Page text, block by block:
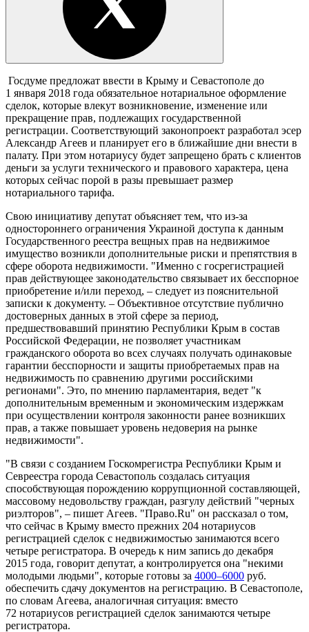
Госдуме предложат ввести в Крыму и Севастополе до
1 января 2018 года обязательное нотариальное оформление
сделок, которые влекут возникновение, изменение или
прекращение прав, подлежащих государственной
регистрации. Соответствующий законопроект разработал эсер
Александр Агеев и планирует его в ближайшие дни внести в
палату. При этом нотариусу будет запрещено брать с клиентов
деньги за услуги технического и правового характера, цена
которых сейчас порой в разы превышает размер
нотариального тарифа.
Свою инициативу депутат объясняет тем, что из-за
одностороннего ограничения Украиной доступа к данным
Государственного реестра вещных прав на недвижимое
имущество возникли дополнительные риски и препятствия в
сфере оборота недвижимости. "Именно с госрегистрацией
прав действующее законодательство связывает их бесспорное
приобретение и/или переход, – следует из пояснительной
записки к документу. – Объективное отсутствие публично
достоверных данных в этой сфере за период,
предшествовавший принятию Республики Крым в состав
Российской Федерации, не позволяет участникам
гражданского оборота во всех случаях получать одинаковые
гарантии бесспорности и защиты приобретаемых прав на
недвижимость по сравнению другими российскими
регионами". Это, по мнению парламентария, ведет "к
дополнительным временным и экономическим издержкам
при осуществлении контроля законности ранее возникших
прав, а также повышает уровень недоверия на рынке
недвижимости".
"В связи с созданием Госкомрегистра Республики Крым и
Севреестра города Севастополь создалась ситуация
способствующая порождению коррупционной составляющей,
массовому недовольству граждан, разгулу действий "черных
риэлторов", – пишет Агеев. "Право.Ru" он рассказал о том,
что сейчас в Крыму вместо прежних 204 нотариусов
регистрацией сделок с недвижимостью занимаются всего
четыре регистратора. В очередь к ним запись до декабря
2015 года, говорит депутат, а контролируется она "некими
молодыми людьми", которые готовы за 4000–6000 руб.
обеспечить сдачу документов на регистрацию. В Севастополе,
по словам Агеева, аналогичная ситуация: вместо
72 нотариусов регистрацией сделок занимаются четыре
регистратора.